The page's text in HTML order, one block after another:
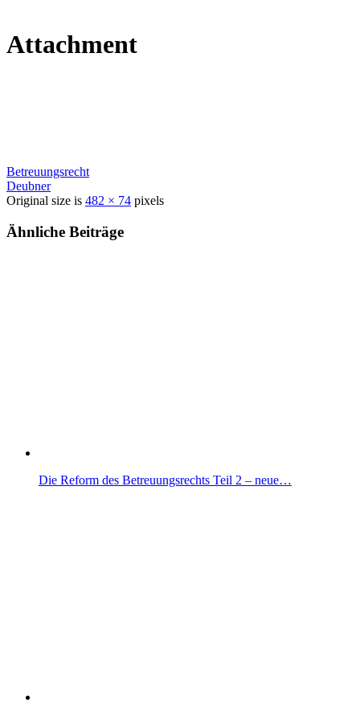
Attachment
Betreuungsrecht
Deubner
Original size is 482 × 74 pixels
Ähnliche Beiträge
Die Reform des Betreuungsrechts Teil 2 – neue…